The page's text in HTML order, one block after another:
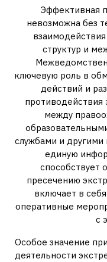
Эффективная
невозможна без
структур и
ключевую роль в
действий и
противодействия
между
службами и другими
единую
способствует
пресечению
включает в
оперативные
с
Особое значение
деятельности